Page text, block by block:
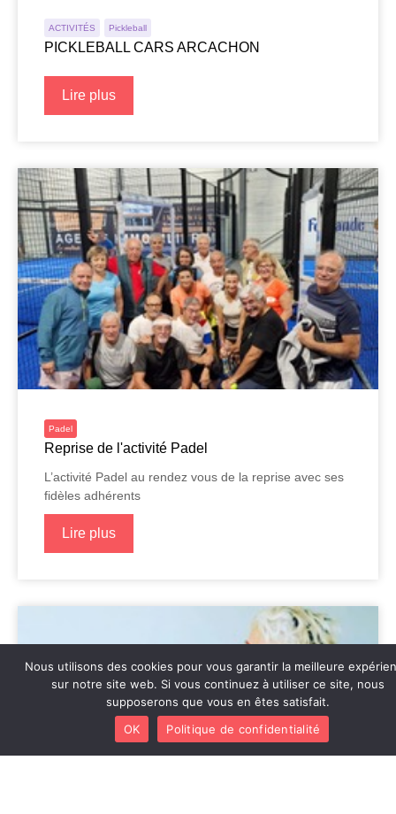
ACTIVITÉS Pickleball
PICKLEBALL CARS ARCACHON
Lire plus
Padel
Reprise de l'activité Padel
L’activité Padel au rendez vous de la reprise avec ses
fidèles adhérents
Lire plus
Nous utilisons des cookies pour vous garantir la meilleure
sur notre site web. Si vous continuez à utiliser ce site, nous
supposerons que vous en êtes satisfait.
OK
Politique de confidentialité